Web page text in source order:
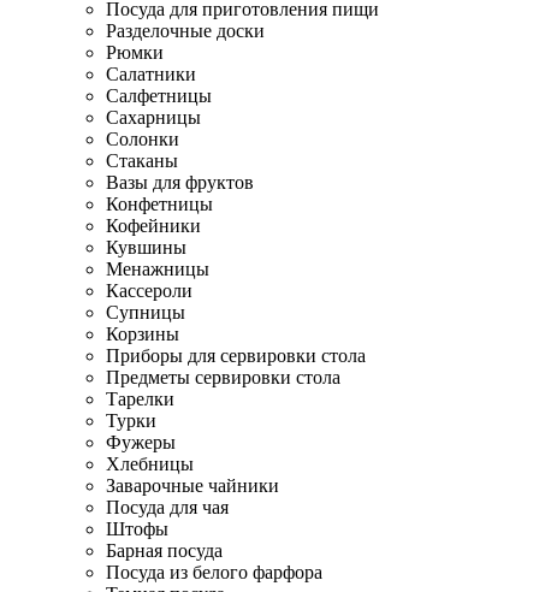
Посуда для приготовления пищи
Разделочные доски
Рюмки
Салатники
Салфетницы
Сахарницы
Солонки
Стаканы
Вазы для фруктов
Конфетницы
Кофейники
Кувшины
Менажницы
Кассероли
Супницы
Корзины
Приборы для сервировки стола
Предметы сервировки стола
Тарелки
Турки
Фужеры
Хлебницы
Заварочные чайники
Посуда для чая
Штофы
Барная посуда
Посуда из белого фарфора